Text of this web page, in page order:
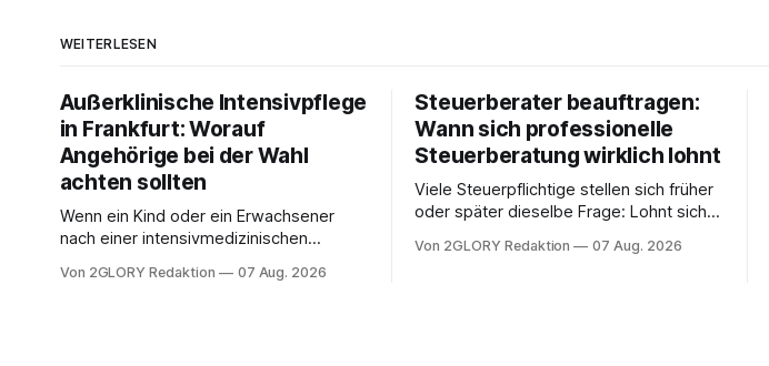
WEITERLESEN
Außerklinische Intensivpflege
in Frankfurt: Worauf
Angehörige bei der Wahl
achten sollten
Wenn ein Kind oder ein Erwachsener
nach einer intensivmedizinischen
oder eine engmaschige pflegerische
Von 2GLORY Redaktion 07 Aug. 2026
Steuerberater beauftragen:
Wann sich professionelle
Steuerberatung wirklich lohnt
Viele Steuerpflichtige stellen sich früher
oder später dieselbe Frage: Lohnt sich
sich die Steuererklärung auch in
Von 2GLORY Redaktion 07 Aug. 2026